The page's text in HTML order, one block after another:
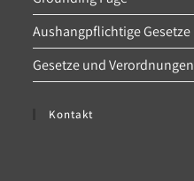
Aushangpflichtige Gesetze
Gesetze und Verordnungen
Kontakt